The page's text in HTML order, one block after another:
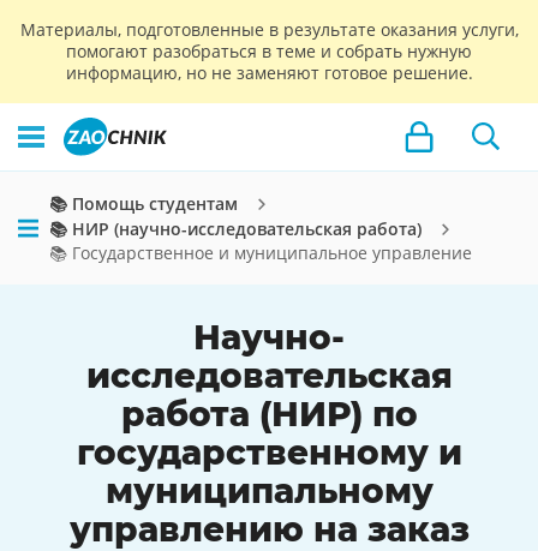
Материалы, подготовленные в результате оказания услуги,
помогают разобраться в теме и собрать нужную
информацию, но не заменяют готовое решение.
📚 Помощь студентам
📚 НИР (научно-исследовательская работа)
📚 Государственное и муниципальное управление
Научно-
исследовательская
работа (НИР) по
государственному и
муниципальному
управлению на заказ